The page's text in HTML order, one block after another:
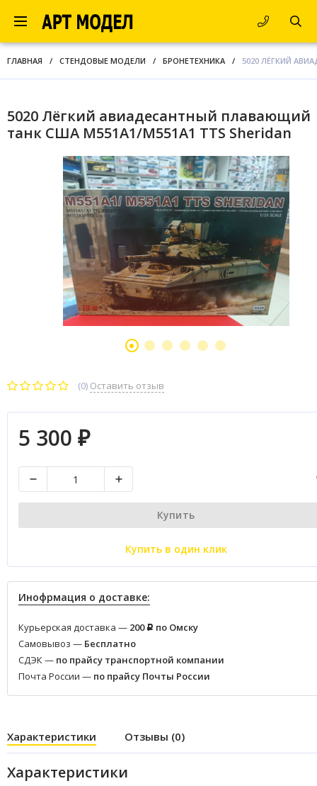
ГЛАВНАЯ / СТЕНДОВЫЕ МОДЕЛИ / БРОНЕТЕХНИКА / 5020 ЛЁГКИЙ
5020 Лёгкий авиадесантный плавающий
танк США M551A1/M551A1 TTS Sheridan
(0) Оставить отзыв
5 300 ₽
Купить
Купить в один клик
Инофрмация о доставке:
Курьерская доставка — 200 Р по Омску
Самовывоз — Бесплатно
СДЭК — по прайсу транспортной компании
Почта России — по прайсу Почты России
Характеристики Отзывы (0)
Характеристики